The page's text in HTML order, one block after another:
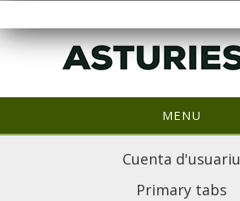
MENU
Cuenta d'usuariu
Primary tabs